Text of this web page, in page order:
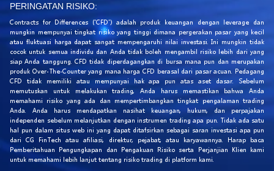
PERINGATAN RISIKO:
Contracts for Differences ('CFD') adalah produk keuangan dengan leverage dan
mungkin mempunyai tingkat risiko yang tinggi dimana pergerakan pasar yang kecil
atau fluktuasi harga dapat sangat mempengaruhi nilai investasi. Ini mungkin tidak
cocok untuk semua individu dan Anda tidak boleh mengambil risiko lebih dari yang
siap Anda tanggung. CFD tidak diperdagangkan di bursa mana pun dan merupakan
produk Over-The-Counter yang mana harga CFD berasal dari pasar acuan. Pedagang
CFD tidak memiliki atau mempunyai hak apa pun atas aset dasar. Sebelum
memutuskan untuk melakukan trading, Anda harus memastikan bahwa Anda
memahami risiko yang ada dan mempertimbangkan tingkat pengalaman trading
Anda. Anda harus mendapatkan nasihat keuangan, hukum, dan perpajakan
independen sebelum melanjutkan dengan instrumen trading apa pun. Tidak ada satu
hal pun dalam situs web ini yang dapat ditafsirkan sebagai saran investasi apa pun
dari CG FinTech atau afiliasi, direktur, pejabat, atau karyawannya. Harap baca
Pemberitahuan Pengungkapan dan Pengakuan Risiko serta Perjanjian Klien kami
untuk memahami lebih lanjut tentang risiko trading di platform kami.